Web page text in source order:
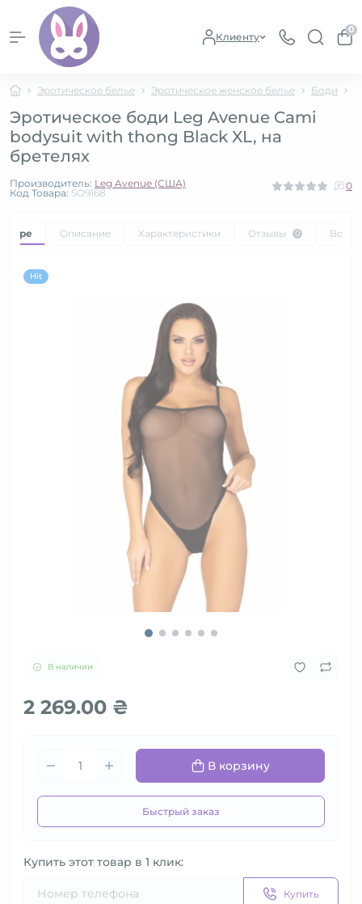
Клиенту
0
Эротическое белье Эротическое женское белье Боди
Эротическое боди Leg Avenue Cami
bodysuit with thong Black XL, на
бретелях
Производитель: Leg Avenue (США)
Код Товара: SO9168
0
Описание Характеристики Отзывы 0
Hit
В наличии
2 269.00 ₴
В корзину
Быстрый заказ
Купить этот товар в 1 клик:
Купить